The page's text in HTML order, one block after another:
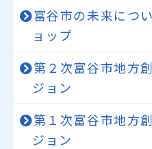
富谷市の未来につ
ョップ
第２次富谷市地方
ジョン
第１次富谷市地方
ジョン